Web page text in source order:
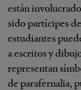
están
sido partícipes
estudiantes
a escritos y
representan
de parafernalia,